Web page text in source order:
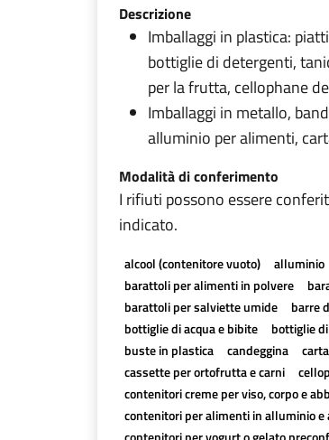
Descrizione
Imballaggi in plastica:
bottiglie di detergenti,
per la frutta, cellophane
Imballaggi in metallo,
alluminio per alimenti,
Modalità di conferimento
I rifiuti possono essere
indicato.
alcool (contenitore vuoto) alluminio
barattoli per alimenti in polvere
barattoli per salviette umide
barre
bottiglie di acqua e bibite
bottiglie
buste in plastica
candeggina
cassette per ortofrutta e carni
contenitori creme per viso, corpo e
contenitori per alimenti in alluminio e